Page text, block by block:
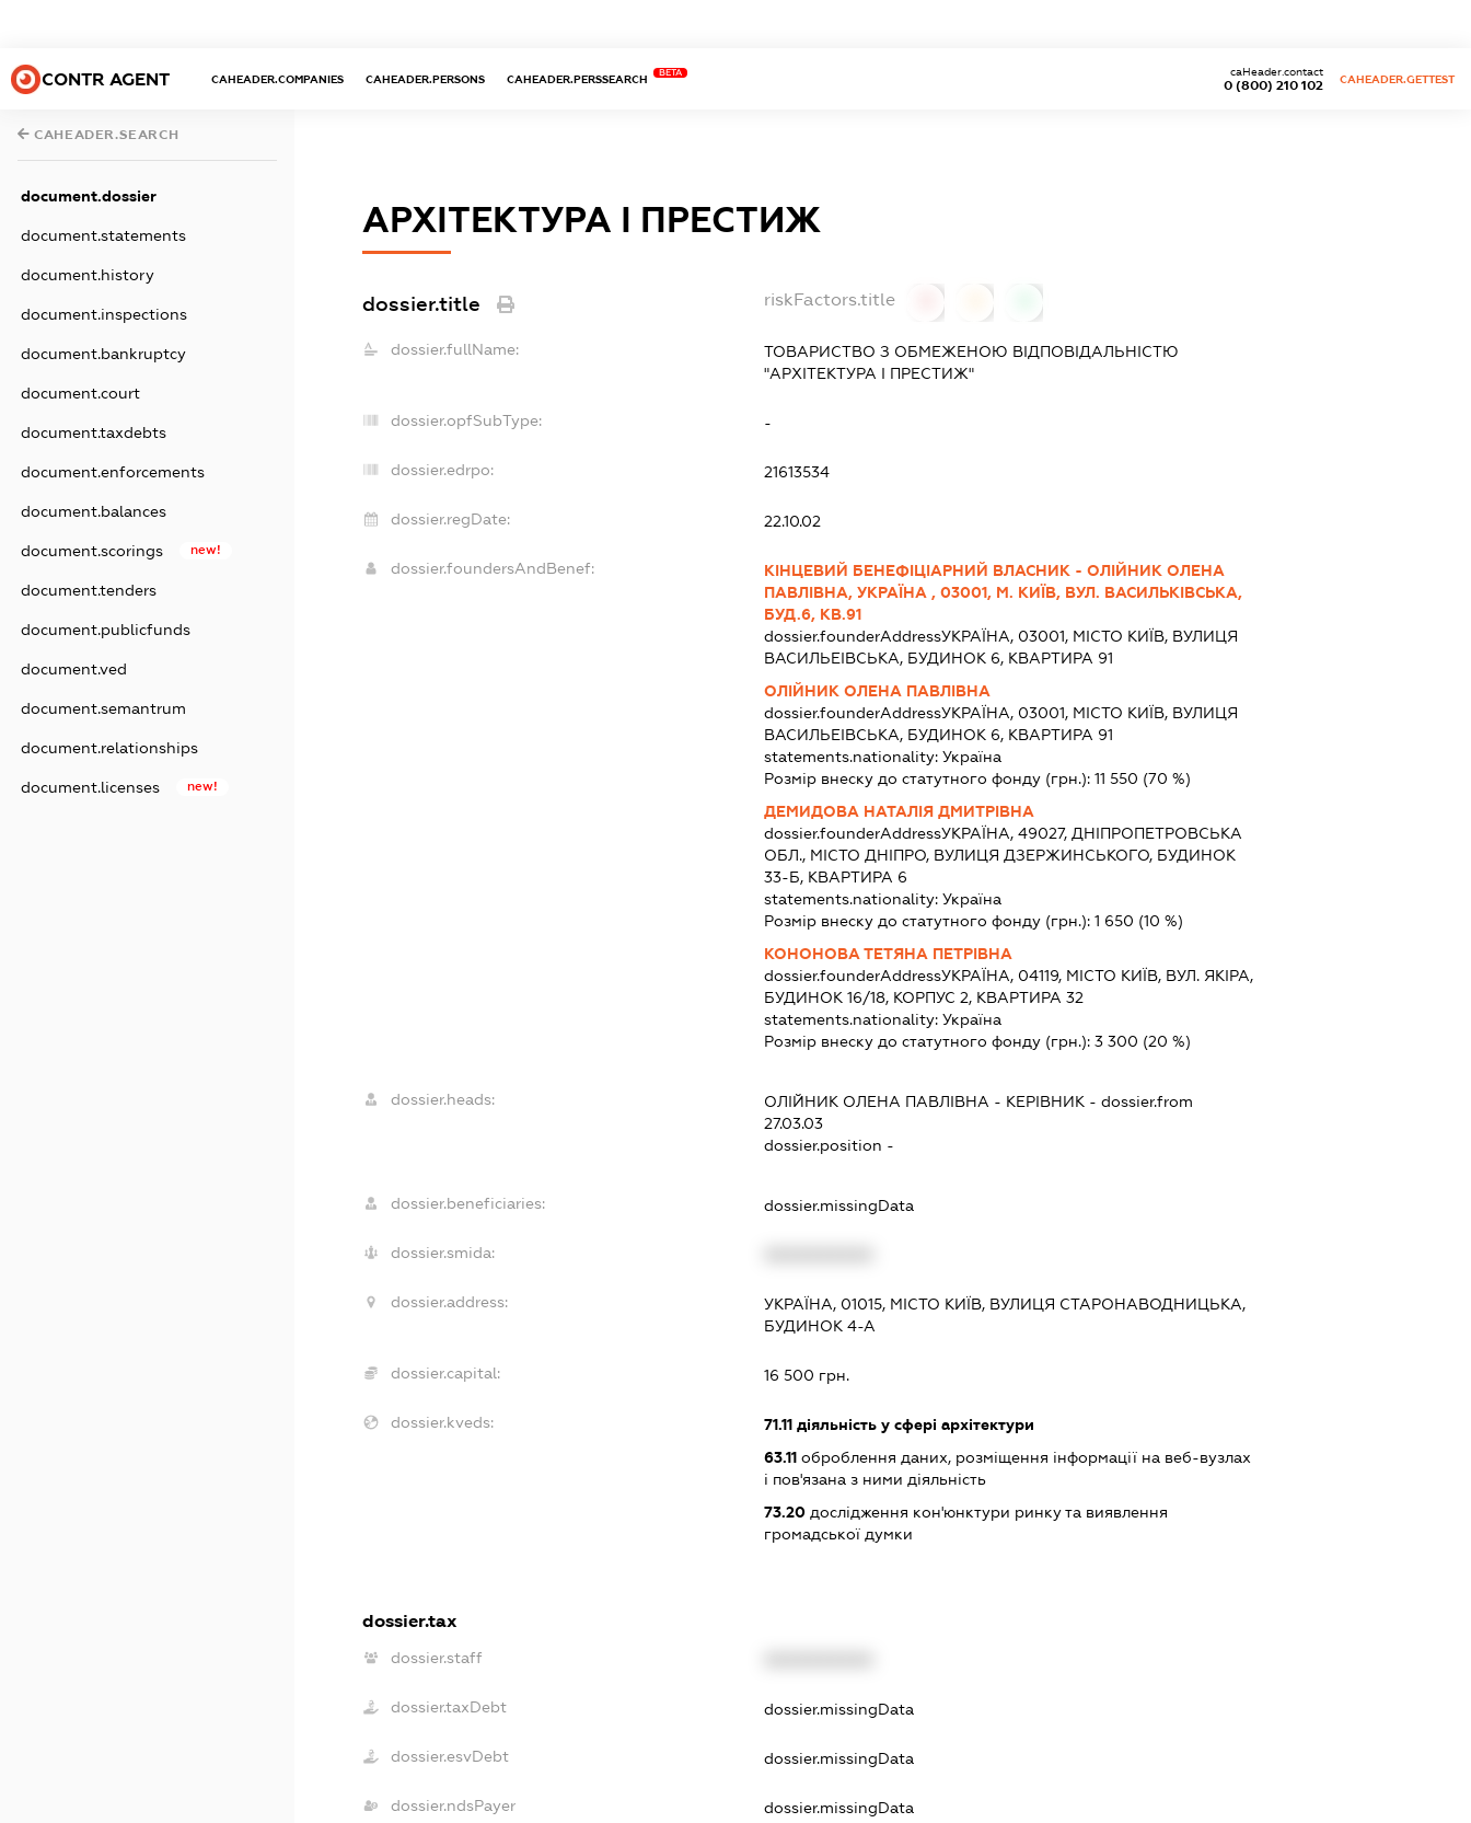
CONTR AGENT CAHEADER.COMPANIES CAHEADER.PERSONS CAHEADER.PERSSEARCH
BETA
0 (800) 210 102
caHeader.contact
CAHEADER.GETTEST
CAHEADER.SEARCH
document.dossier
document.statements
document.history
document.inspections
document.bankruptcy
document.court
document.taxdebts
document.enforcements
document.balances
document.scorings new!
document.tenders
document.publicfunds
document.ved
document.semantrum
document.relationships
document.licenses new!
АРХІТЕКТУРА І ПРЕСТИЖ
dossier.title riskFactors.title
dossier.fullName:
ТОВАРИСТВО З ОБМЕЖЕНОЮ ВІДПОВІДАЛЬНІСТЮ
"АРХІТЕКТУРА І ПРЕСТИЖ"
dossier.opfSubType: -
dossier.edrpo: 21613534
dossier.regDate: 22.10.02
dossier.foundersAndBenef:
КІНЦЕВИЙ БЕНЕФІЦІАРНИЙ ВЛАСНИК - ОЛІЙНИК ОЛЕНА
ПАВЛІВНА, УКРАЇНА , 03001, М. КИЇВ, ВУЛ. ВАСИЛЬКІВСЬКА,
БУД.6, КВ.91
dossier.founderAddressУКРАЇНА, 03001, МІСТО КИЇВ, ВУЛИЦЯ
ВАСИЛЬЕІВСЬКА, БУДИНОК 6, КВАРТИРА 91
ОЛІЙНИК ОЛЕНА ПАВЛІВНА
dossier.founderAddressУКРАЇНА, 03001, МІСТО КИЇВ, ВУЛИЦЯ
ВАСИЛЬЕІВСЬКА, БУДИНОК 6, КВАРТИРА 91
statements.nationality:Україна
Розмір внеску до статутного фонду (грн.):11 550 (70 %)
ДЕМИДОВА НАТАЛІЯ ДМИТРІВНА
dossier.founderAddressУКРАЇНА, 49027, ДНІПРОПЕТРОВСЬКА
ОБЛ., МІСТО ДНІПРО, ВУЛИЦЯ ДЗЕРЖИНСЬКОГО, БУДИНОК
33-Б, КВАРТИРА 6
statements.nationality:Україна
Розмір внеску до статутного фонду (грн.):1 650 (10 %)
КОНОНОВА ТЕТЯНА ПЕТРІВНА
dossier.founderAddressУКРАЇНА, 04119, МІСТО КИЇВ, ВУЛ. ЯКІРА,
БУДИНОК 16/18, КОРПУС 2, КВАРТИРА 32
statements.nationality:Україна
Розмір внеску до статутного фонду (грн.):3 300 (20 %)
dossier.heads: ОЛІЙНИК ОЛЕНА ПАВЛІВНА - КЕРІВНИК - dossier.from
27.03.03
dossier.position -
dossier.beneficiaries: dossier.missingData
dossier.smida:
dossier.address:
УКРАЇНА, 01015, МІСТО КИЇВ, ВУЛИЦЯ СТАРОНАВОДНИЦЬКА,
БУДИНОК 4-А
dossier.capital: 16 500 грн.
dossier.kveds: 71.11 діяльність у сфері архітектури
63.11 оброблення даних, розміщення інформації на веб-вузлах
і пов'язана з ними діяльність
73.20 дослідження кон'юнктури ринку та виявлення
громадської думки
dossier.tax
dossier.staff
dossier.taxDebt dossier.missingData
dossier.esvDebt dossier.missingData
dossier.ndsPayer dossier.missingData